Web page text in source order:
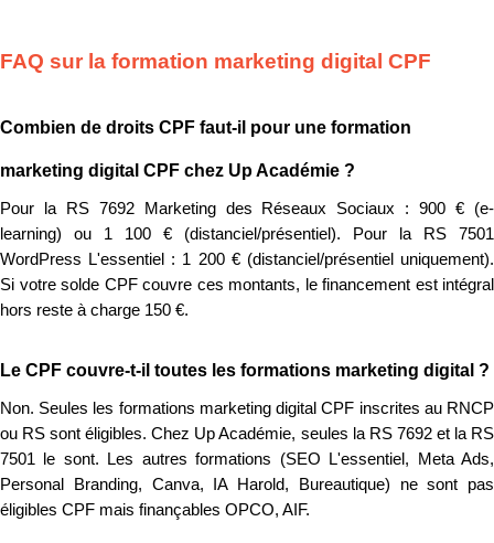
FAQ sur la formation marketing digital CPF
Combien de droits CPF faut-il pour une formation
marketing digital CPF chez Up Académie ?
Pour la RS 7692 Marketing des Réseaux Sociaux : 900 € (e-
learning) ou 1 100 € (distanciel/présentiel). Pour la RS 7501
WordPress L'essentiel : 1 200 € (distanciel/présentiel uniquement).
Si votre solde CPF couvre ces montants, le financement est intégral
hors reste à charge 150 €.
Le CPF couvre-t-il toutes les formations marketing digital ?
Non. Seules les formations marketing digital CPF inscrites au RNCP
ou RS sont éligibles. Chez Up Académie, seules la RS 7692 et la RS
7501 le sont. Les autres formations (SEO L'essentiel, Meta Ads,
Personal Branding, Canva, IA Harold, Bureautique) ne sont pas
éligibles CPF mais finançables OPCO, AIF.